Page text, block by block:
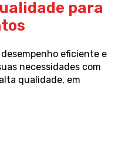
para
eficiente e
necessidades com
qualidade, em